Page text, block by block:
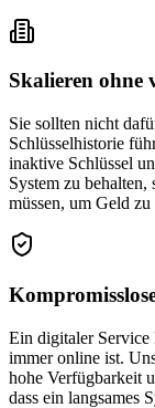
Skalieren ohne
Sie sollten nicht
Schlüsselhistorie
inaktive Schlüssel
System zu behalten,
müssen, um Geld zu
Ein digitaler Service
immer online ist.
hohe Verfügbarkeit
dass ein langsames